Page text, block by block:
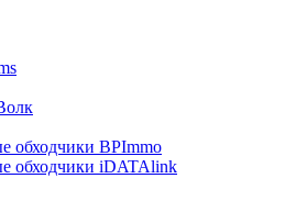
обходчики BPImmo
обходчики iDATAlink